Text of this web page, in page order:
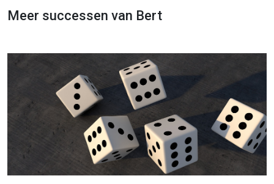
Meer successen van Bert